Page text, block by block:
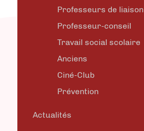
Professeurs de liaison
Professeur-conseil
Travail social scolaire
Anciens
Ciné-Club
Prévention
Actualités